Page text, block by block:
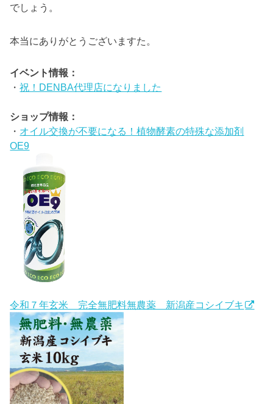
でしょう。
本当にありがとうございますた。
イベント情報：
・祝！DENBA代理店になりました
ショップ情報：
・ オイル交換が不要になる！植物酵素の特殊な添加剤
OE9
令和７年玄米 完全無肥料無農薬 新潟産コシイブキ